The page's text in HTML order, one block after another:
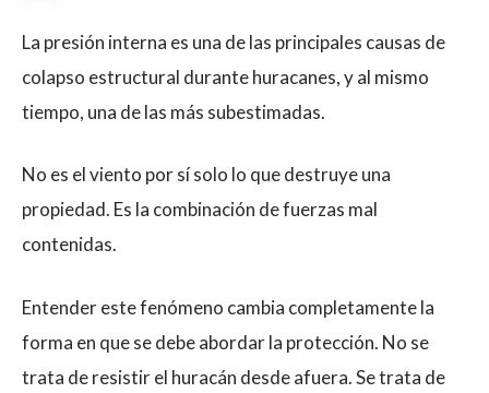
La presión interna es una de las principales causas de
colapso estructural durante huracanes, y al mismo
tiempo, una de las más subestimadas.
No es el viento por sí solo lo que destruye una
propiedad. Es la combinación de fuerzas mal
contenidas.
Entender este fenómeno cambia completamente la
forma en que se debe abordar la protección. No se
trata de resistir el huracán desde afuera. Se trata de